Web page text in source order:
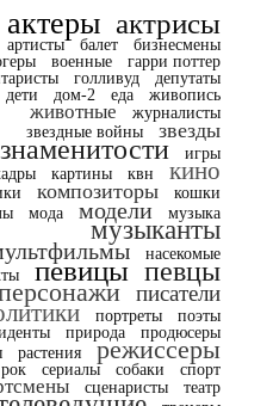
актеры актрисы
артисты балет
бизнесмены
военные
гарри поттер
голливуд
депутаты
дети
дом-2 еда живопись
животные
журналисты
звездные войны
звезды
знаменитости
игры
картины квн кино
композиторы
кошки
мода модели музыка
музыканты
насекомые
певицы певцы
писатели
портреты
поэты
природа
продюсеры
растения режиссеры
рок сериалы собаки спорт
сценаристы театр